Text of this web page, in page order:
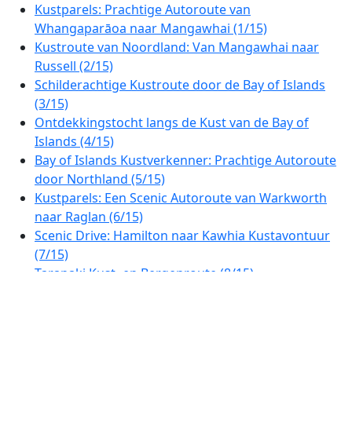
Kustparels: Prachtige Autoroute van
Whangaparāoa naar Mangawhai (1/15)
Kustroute van Noordland: Van Mangawhai naar
Russell (2/15)
Schilderachtige Kustroute door de Bay of Islands
(3/15)
Ontdekkingstocht langs de Kust van de Bay of
Islands (4/15)
Bay of Islands Kustverkenner: Prachtige Autoroute
door Northland (5/15)
Kustparels: Een Scenic Autoroute van Warkworth
naar Raglan (6/15)
Scenic Drive: Hamilton naar Kawhia Kustavontuur
(7/15)
Taranaki Kust- en Bergenroute (8/15)